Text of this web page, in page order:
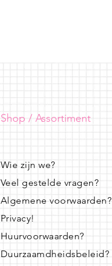
Shop / Assortiment
Wie zijn we?
Veel gestelde vragen?
Algemene voorwaarden?
Privacy!
Huurvoorwaarden?
Duurzaamdheidsbeleid?